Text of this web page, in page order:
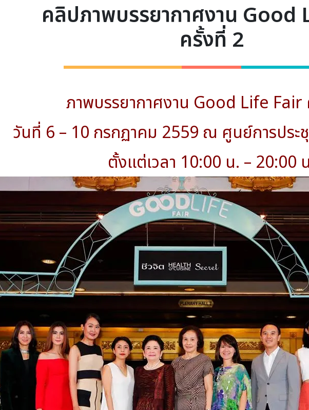
คลิปภาพบรรยากาศงาน Good
ครั้งที่ 2
ภาพบรรยากาศงาน Good Life Fair
วันที่ 6 – 10 กรกฏาคม 2559 ณ ศูนย์การประ
ตั้งแต่เวลา 10:00 น. – 20:00